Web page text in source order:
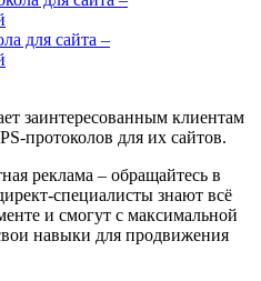
для сайта –
заинтересованным клиентам
протоколов для их сайтов.
реклама – обращайтесь в
специалисты знают всё
и смогут с максимальной
навыки для продвижения